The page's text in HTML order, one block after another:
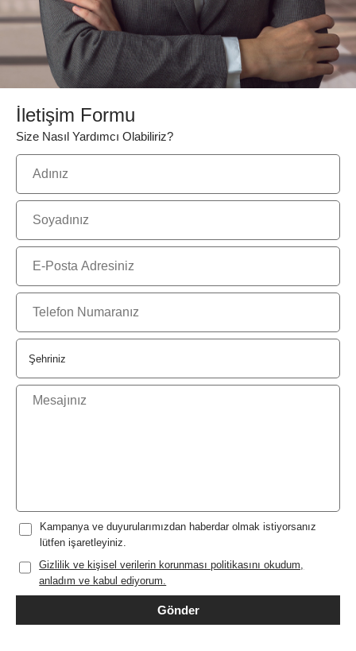
İletişim Formu
Size Nasıl Yardımcı Olabiliriz?
Kampanya ve duyurularımızdan haberdar olmak istiyorsanız
lütfen işaretleyiniz.
Gizlilik ve kişisel verilerin korunması politikasını okudum,
anladım ve kabul ediyorum.
Gönder